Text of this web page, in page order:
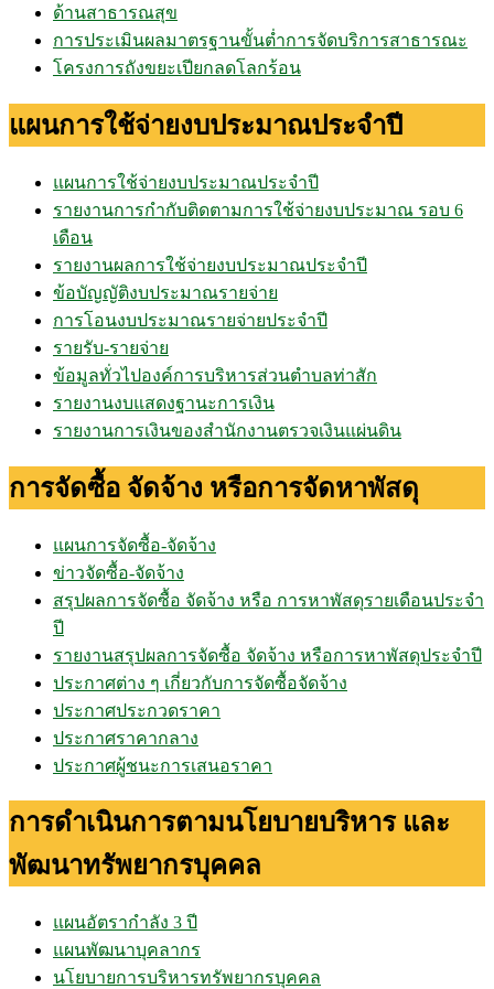
ด้านสาธารณสุข
การประเมินผลมาตรฐานขั้นต่ำการจัดบริการสาธารณะ
โครงการถังขยะเปียกลดโลกร้อน
แผนการใช้จ่ายงบประมาณประจำปี
แผนการใช้จ่ายงบประมาณประจำปี
รายงานการกำกับติดตามการใช้จ่ายงบประมาณ รอบ 6
เดือน
รายงานผลการใช้จ่ายงบประมาณประจำปี
ข้อบัญญัติงบประมาณรายจ่าย
การโอนงบประมาณรายจ่ายประจำปี
รายรับ-รายจ่าย
ข้อมูลทั่วไปองค์การบริหารส่วนตำบลท่าสัก
รายงานงบแสดงฐานะการเงิน
รายงานการเงินของสำนักงานตรวจเงินแผ่นดิน
การจัดซื้อ จัดจ้าง หรือการจัดหาพัสดุ
แผนการจัดซื้อ-จัดจ้าง
ข่าวจัดซื้อ-จัดจ้าง
สรุปผลการจัดซื้อ จัดจ้าง หรือ การหาพัสดุรายเดือนประจำ
ปี
รายงานสรุปผลการจัดซื้อ จัดจ้าง หรือการหาพัสดุประจำปี
ประกาศต่าง ๆ เกี่ยวกับการจัดซื้อจัดจ้าง
ประกาศประกวดราคา
ประกาศราคากลาง
ประกาศผู้ชนะการเสนอราคา
การดำเนินการตามนโยบายบริหาร และ
พัฒนาทรัพยากรบุคคล
แผนอัตรากำลัง 3 ปี
แผนพัฒนาบุคลากร
นโยบายการบริหารทรัพยากรบุคคล